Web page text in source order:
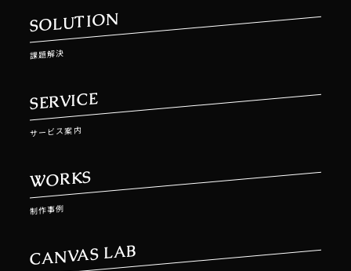
SOLUTION
課題解決
SERVICE
サービス案内
WORKS
制作事例
CANVAS LAB